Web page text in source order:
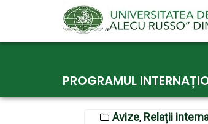
PROGRAMUL
Avize, Relații